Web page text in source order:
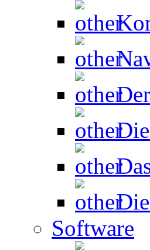
Software